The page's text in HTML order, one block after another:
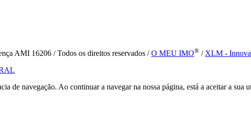
AMI 16206 / Todos os direitos reservados /O MEU IMO® / XLM -
de navegação. Ao continuar a navegar na nossa página, está a aceitar a sua